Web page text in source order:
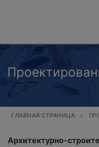
ГЛАВНАЯ СТРАНИЦА
Архитектурно-